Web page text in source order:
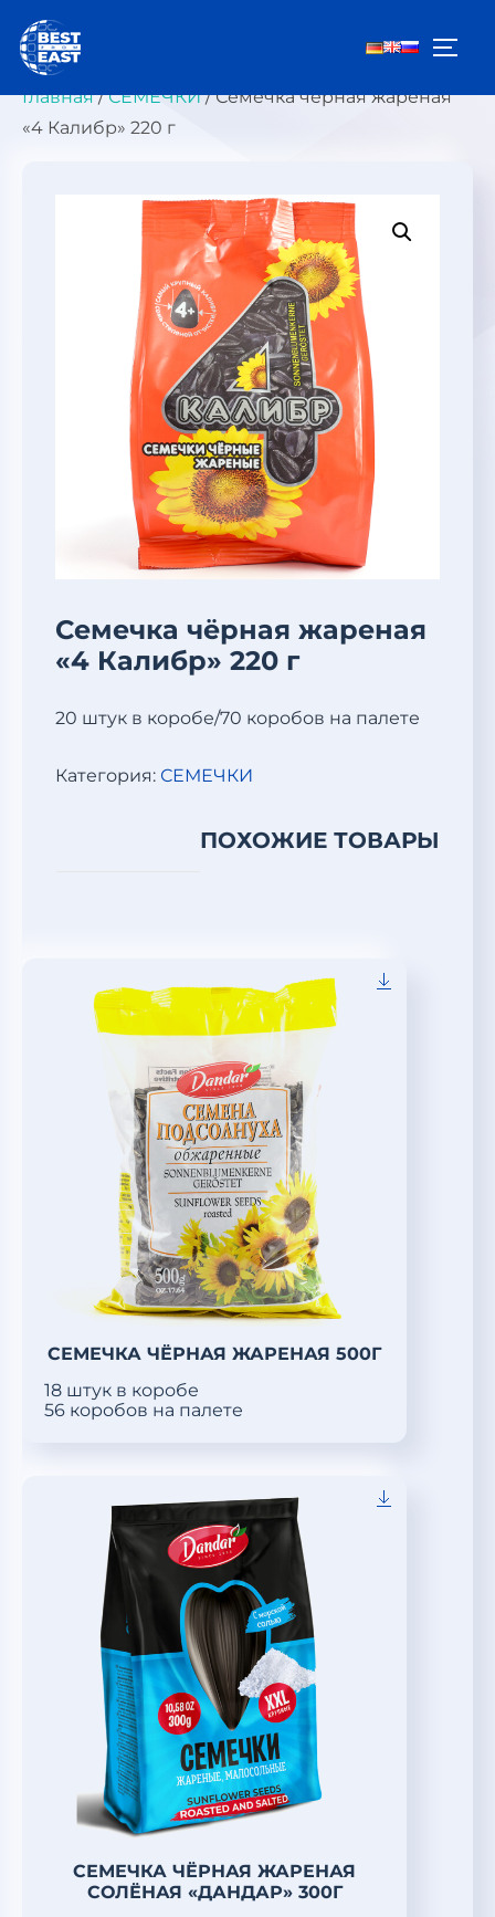
содержимому
Главная/СЕМЕЧКИ/ Семечка чёрная жареная
«4 Калибр» 220 г
Семечка чёрная жареная
«4 Калибр» 220 г
20 штук в коробе/70 коробов на палете
Категория: СЕМЕЧКИ
ПОХОЖИЕ ТОВАРЫ
СЕМЕЧКА ЧЁРНАЯ ЖАРЕНАЯ 500Г
18 штук в коробе
56 коробов на палете
СЕМЕЧКА ЧЁРНАЯ ЖАРЕНАЯ
СОЛЁНАЯ «ДАНДАР» 300Г